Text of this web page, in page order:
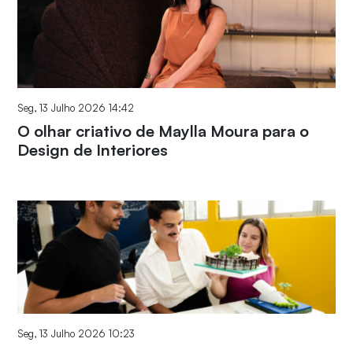
Seg, 13 Julho 2026 14:42
O olhar criativo de Maylla Moura para o
Design de Interiores
Seg, 13 Julho 2026 10:23